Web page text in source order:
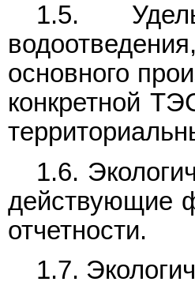
1.5.
основного
конкретной
1.6.
действующие
отчетности.
1.7.